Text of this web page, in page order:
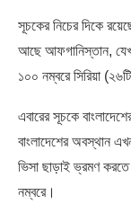
সূচকের নিচের দিকে
আছে আফগানিস্তান,
১০০ নম্বরে সিরিয়া
এবারের সূচকে
বাংলাদেশের অবস্থান
ভিসা ছাড়াই ভ্রমণ
নম্বরে।